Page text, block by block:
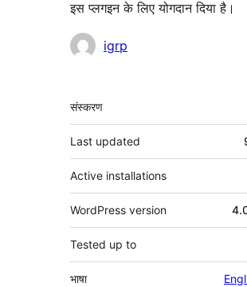
इस प्लगइन के लिए योगदान दिया है।
योगदानकर्ता
igrp
मेटा
संस्करण
Last updated
Active installations
WordPress version
Tested up to
भाषा